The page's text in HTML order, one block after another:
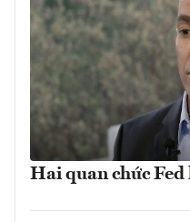
Hai quan chức